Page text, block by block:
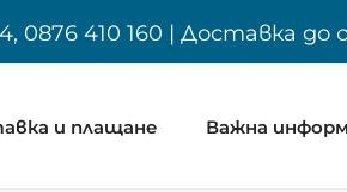
0876 410 160 | Доставка
и плащане Важна